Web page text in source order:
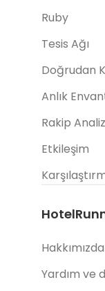
Ruby
Tesis Ağı
Doğrudan
Anlık
Rakip
Etkileşim
Hakkımızda
Yardım ve